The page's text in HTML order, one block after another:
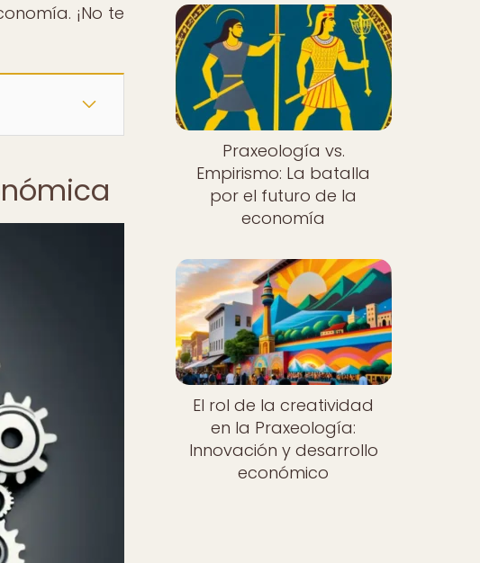
¡No te
Praxeología vs.
Empirismo: La batalla
por el futuro de la
economía
El rol de la creatividad
en la Praxeología:
Innovación y desarrollo
económico